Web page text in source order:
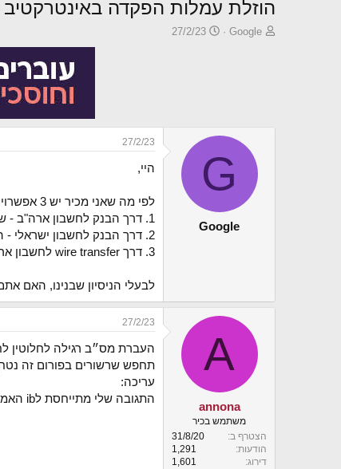
הוזלת עמלות הפקדה
פ
Google
פ
ך
27/2/23
G
Google
27/2/23
היי,
לפי מה שאני מכיר יש 3 אפשרויות להפקיד לחשבון באינטרקטיב.
1. דרך הבנק לחשבון ארה"ב - שמרר לי את החיים כשאני מנסה להעביר דולרים לחשבון בארה"ב.
2. דרך הבנק לחשבון ישראלי - העברת שקלים לחשבון הישראלי של אינטרקטיב ישראל, ואז עלות ההמרה משקל לדולר היא 75 שקלים.
3. דרך wire transfer לחשבון ארה"ב - שגובה עמלה של בערך 10% מסכום ההפקדה.
לבעלי הניסיון שבנינו, האם
A
annona
משתמש בכיר
הצטרף ב
31/8/20
הודעות
1,291
דירוג
1,601
27/2/23
העברת מס״ב רגילה לחלוטין
תחפש שרשורים בפורום זה
עריכה:
התגובה שלי מתייחסת לib האמריקאי ולא למתווך הקפריסאי, סורי לא ראיתי את הכותרת.